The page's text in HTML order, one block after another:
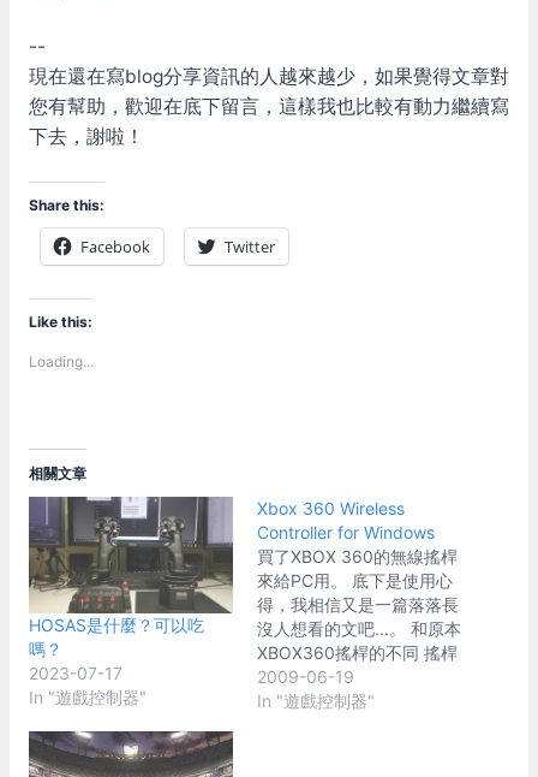
--
現在還在寫blog分享資訊的人越來越少，如果覺得文章對
您有幫助，歡迎在底下留言，這樣我也比較有動力繼續寫
下去，謝啦！
Share this:
Facebook Twitter
Like this:
Loading...
相關文章
HOSAS是什麼？可以吃
嗎？
2023-07-17
In "遊戲控制器"
Xbox 360 Wireless
Controller for Windows
買了XBOX 360的無線搖桿
來給PC用。 底下是使用心
得，我相信又是一篇落落長
沒人想看的文吧...。 和原本
XBOX360搖桿的不同 搖桿
本體和XBOX的是一模一樣
的東西。最容易分辦的方式
2009-06-19
In "遊戲控制器"